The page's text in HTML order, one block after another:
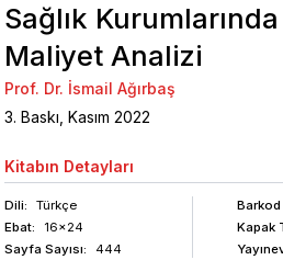
Sağlık
Maliyet Analizi
Prof. Dr. İsmail Ağırbaş
3. Baskı, Kasım 2022
Kitabın Detayları
Dili:
Türkçe
Ebat:
16x24
Sayfa Sayısı: 444
Barkod
Kapak